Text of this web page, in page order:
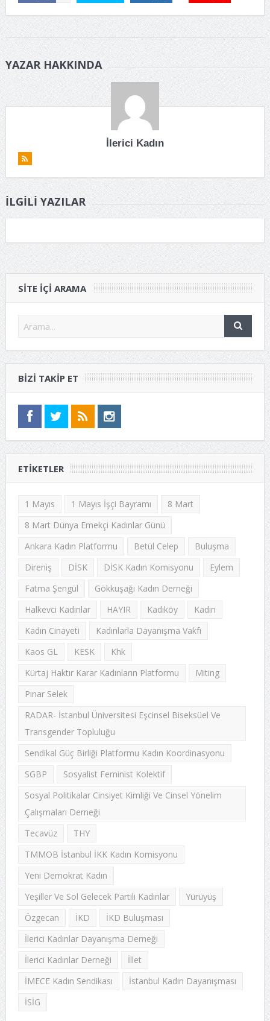
YAZAR HAKKINDA
İlerici Kadın
İLGILI YAZILAR
SITE IÇI ARAMA
BIZI TAKIP ET
ETIKETLER
1 Mayıs 1 Mayıs İşçi Bayramı
8 Mart
8 Mart Dünya Emekçi Kadınlar Günü
Ankara Kadın Platformu
Betül Celep
Buluşma
Direniş
DİSK DİSK Kadın Komisyonu
Eylem
Fatma Şengül
Gökkuşağı Kadın Derneği
Halkevci Kadınlar
HAYIR Kadıköy
Kadın
Kadın Cinayeti
Kadınlarla Dayanışma Vakfı
Kaos GL
KESK
Khk
Kürtaj Haktır Karar Kadınların Platformu
Miting
Pınar Selek
RADAR- İstanbul Üniversitesi Eşcinsel Biseksüel Ve
Transgender Topluluğu
Sendikal Güç Birliği Platformu Kadın Koordinasyonu
SGBP
Sosyalist Feminist Kolektif
Sosyal Politikalar Cinsiyet Kimliği Ve Cinsel Yönelim
Çalışmaları Derneği
Tecavüz
THY
TMMOB İstanbul İKK Kadın Komisyonu
Yeni Demokrat Kadın
Yeşiller Ve Sol Gelecek Partili Kadınlar
Yürüyüş
Özgecan
İKD
İKD Buluşması
İlerici Kadınlar Dayanışma Derneği
İlerici Kadınlar Derneği
İllet
İMECE Kadın Sendikası
İstanbul Kadın Dayanışması
İSİG